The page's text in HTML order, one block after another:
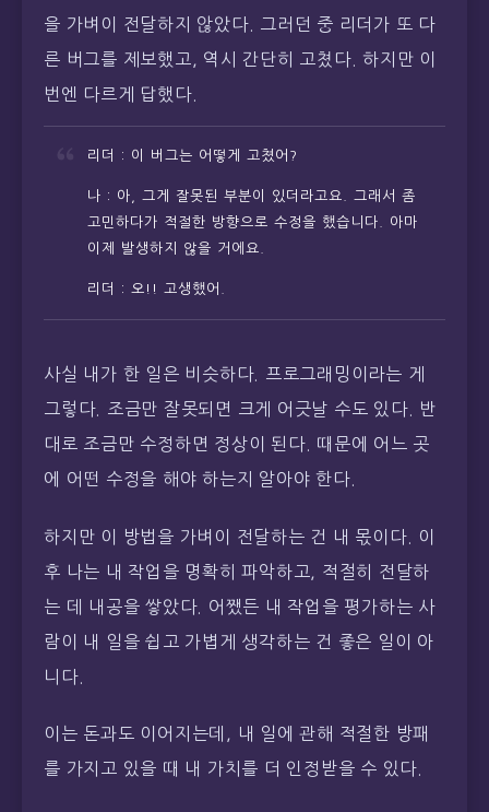
을 가벼이 전달하지 않았다. 그러던 중 리더가 또 다
른 버그를 제보했고, 역시 간단히 고쳤다. 하지만 이
번엔 다르게 답했다.
리더 : 이 버그는 어떻게 고쳤어?
나 : 아, 그게 잘못된 부분이 있더라고요. 그래서 좀
고민하다가 적절한 방향으로 수정을 했습니다. 아마
이제 발생하지 않을 거에요.
리더 : 오!! 고생했어.
사실 내가 한 일은 비슷하다. 프로그래밍이라는 게
그렇다. 조금만 잘못되면 크게 어긋날 수도 있다. 반
대로 조금만 수정하면 정상이 된다. 때문에 어느 곳
에 어떤 수정을 해야 하는지 알아야 한다.
하지만 이 방법을 가벼이 전달하는 건 내 몫이다. 이
후 나는 내 작업을 명확히 파악하고, 적절히 전달하
는 데 내공을 쌓았다. 어쨌든 내 작업을 평가하는 사
람이 내 일을 쉽고 가볍게 생각하는 건 좋은 일이 아
니다.
이는 돈과도 이어지는데, 내 일에 관해 적절한 방패
를 가지고 있을 때 내 가치를 더 인정받을 수 있다.